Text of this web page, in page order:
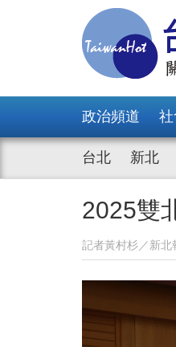
政治頻道
台北 新北
2025雙
記者黃村杉／新北